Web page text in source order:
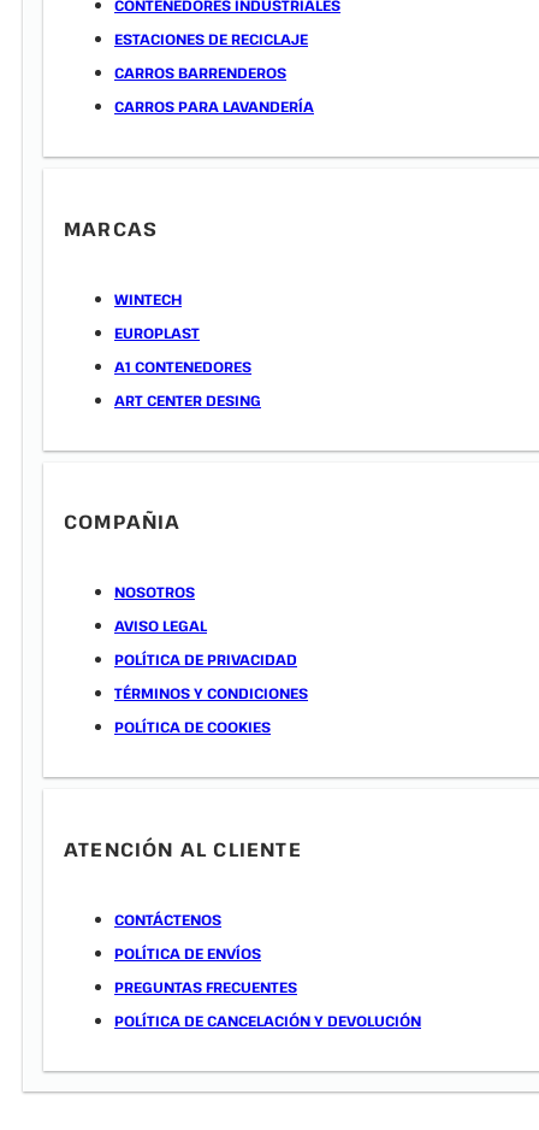
CONTENEDORES INDUSTRIALES
ESTACIONES DE RECICLAJE
CARROS BARRENDEROS
CARROS PARA LAVANDERÍA
MARCAS
WINTECH
EUROPLAST
A1 CONTENEDORES
ART CENTER DESING
COMPAÑIA
NOSOTROS
AVISO LEGAL
POLÍTICA DE PRIVACIDAD
TÉRMINOS Y CONDICIONES
POLÍTICA DE COOKIES
ATENCIÓN AL CLIENTE
CONTÁCTENOS
POLÍTICA DE ENVÍOS
PREGUNTAS FRECUENTES
POLÍTICA DE CANCELACIÓN Y DEVOLUCIÓN